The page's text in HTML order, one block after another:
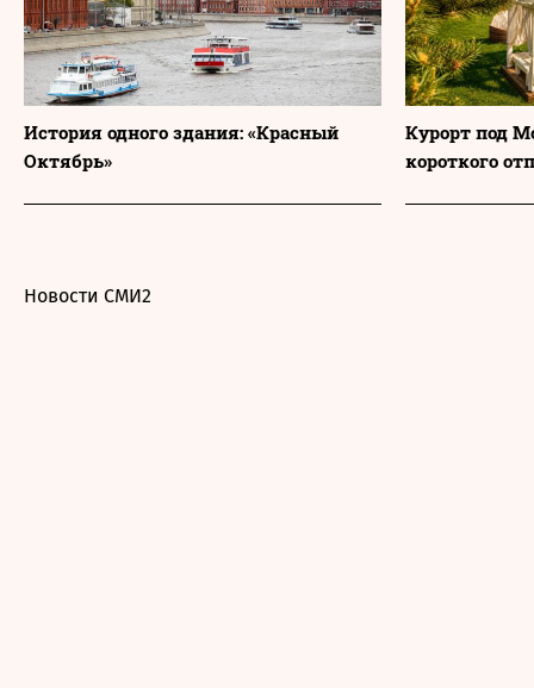
История одного здания: «Красный
Октябрь»
Курорт под
короткого
Новости СМИ2